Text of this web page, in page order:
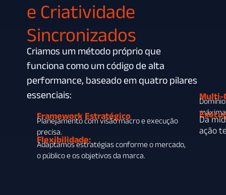
e Criatividade
Sincronizados
Criamos um método próprio que
funciona como um código de alta
performance, baseado em quatro pilares
essenciais:
Framework Estratégico
Planejamento com visão macro e execução
precisa.
Multi-
Flexibilidade:
Adaptamos estratégias conforme o mercado,
o público e os objetivos da marca.
Da
ação